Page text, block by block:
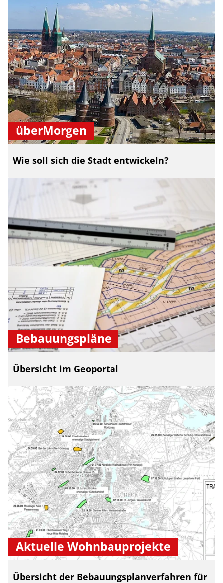
überMorgen
Wie soll sich die Stadt entwickeln?
Bebauungspläne
Übersicht im Geoportal
Aktuelle Wohnbauprojekte
Übersicht der Bebauungsplanverfahren für